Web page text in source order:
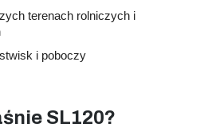
terenach rolniczych i
i poboczy
SL120?